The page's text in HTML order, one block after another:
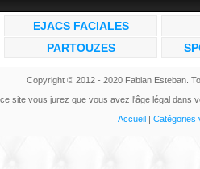
EJACS FACIALES
PARTOUZES
Copyright © 2012 - 2020 Fabian Esteban.
site vous jurez que vous avez l'âge légal dans
Accueil| Catégories